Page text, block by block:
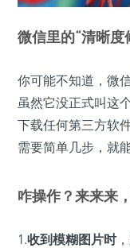
微信里的“清晰度
你可能不知道，微
虽然它没正式叫这
下载任何第三方软
需要简单几步，就
咋操作？来来来
1.收到模糊图片时